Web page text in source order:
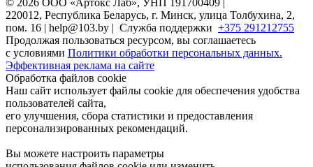
220012, Республика Беларусь, г. Минск, улица Толбухина, 2,
пом. 16 | help@103.by | Служба поддержки +375 291212755
Продолжая пользоваться ресурсом, вы соглашаетесь
с условиями Политики обработки персональных данных.
Эффективная реклама на сайте
Обработка файлов cookie
Наш сайт использует файлы cookie для обеспечения удобства
пользователей сайта,
его улучшения, сбора статистики и предоставления
персонализированных рекомендаций.
Вы можете настроить параметры